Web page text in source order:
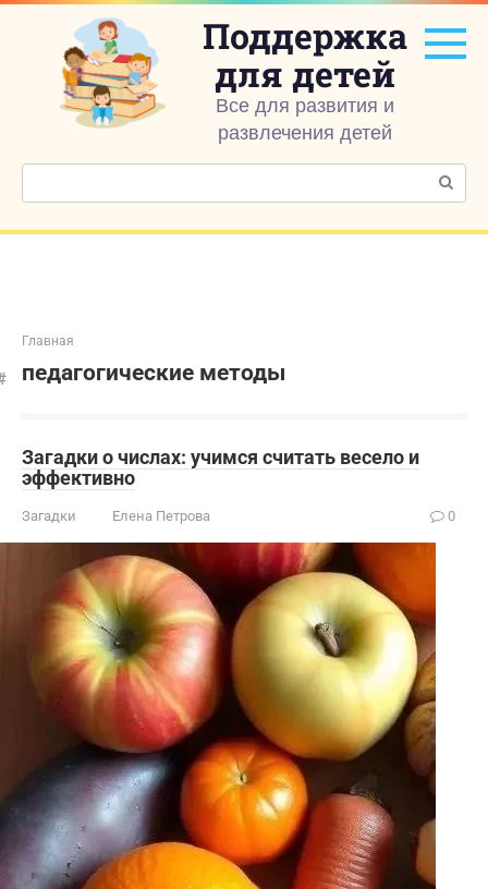
Перейти
контенту
Поддержка
для детей
Все для развития и
развлечения детей
Поиск:
Главная
педагогические методы
Загадки о числах: учимся считать весело и
эффективно
Загадки Елена Петрова 0